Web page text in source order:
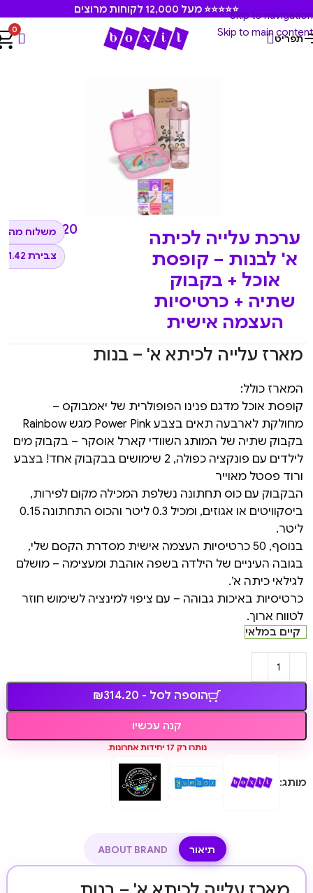
Skip to navigation
Skip to main content
⭐⭐⭐⭐⭐ מעל 12,000 לקוחות מרוצים
תפריט
0
עמוד הבית
ערכת עלייה לכיתה
א' לבנות – קופסת
אוכל + בקבוק
שתיה + כרטיסיות
העצמה אישית
₪314.20
משלוח
צבירת 31.42 נקודות
מארז עלייה לכיתא א' – בנות
המארז כולל:
קופסת אוכל מדגם פנינו הפופולרית של יאמבוקס –
מחולקת לארבעה תאים בצבע Power Pink מגש Rainbow
בקבוק שתיה של המותג השוודי קארל אוסקר – בקבוק מים
לילדים עם פונקציה כפולה, 2 שימושים בבקבוק אחד! בצבע
ורוד פסטל מאוייר
הבקבוק עם כוס תחתונה נשלפת המכילה מקום לפירות,
ביסקוויטים או אגוזים, ומכיל 0.3 ליטר והכוס התחתונה 0.15
ליטר.
בנוסף, 50 כרטיסיות העצמה אישית מסדרת הקסם שלי,
בגובה העיניים של הילדה בשפה אוהבת ומעצימה – מושלם
לגילאי כיתה א’.
כרטיסיות באיכות גבוהה – עם ציפוי למינציה לשימוש חוזר
לטווח ארוך.
קיים במלאי
הוספה לסל - ₪314.20
קנה עכשיו
נותרו רק 17 יחידות אחרונות.
מותג:
תיאור ABOUT BRAND